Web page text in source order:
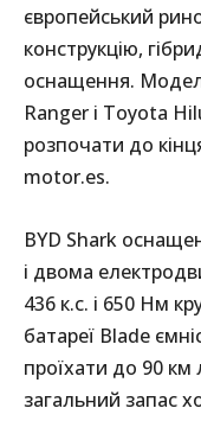
європейський
конструкцію,
оснащення.
Ranger і Toyota
розпочати до
motor.es.
BYD Shark
і двома
436 к.с. і 650 Нм
батареї Blade
проїхати до 90 км
загальний запас